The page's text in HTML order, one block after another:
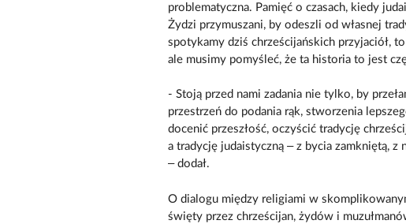
problematyczna. Pamięć o czasach, kiedy
Żydzi przymuszani, by odeszli od własnej
spotykamy dziś chrześcijańskich przyjaciół,
ale musimy pomyśleć, że ta historia to jest
- Stoją przed nami zadania nie tylko, by
przestrzeń do podania rąk, stworzenia
docenić przeszłość, oczyścić tradycję
a tradycję judaistyczną – z bycia zamkniętą,
– dodał.
O dialogu między religiami w
święty przez chrześcijan, żydów i